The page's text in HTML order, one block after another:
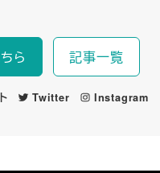
ら 記事一覧
Twitter Instagram